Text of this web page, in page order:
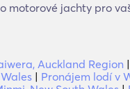
motorové jachty pro
Auckland Region |
| Pronájem lodí v